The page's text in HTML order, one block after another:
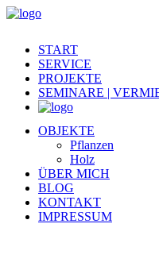
START
SERVICE
PROJEKTE
SEMINARE |
OBJEKTE
Pflanzen
Holz
ÜBER MICH
BLOG
KONTAKT
IMPRESSUM